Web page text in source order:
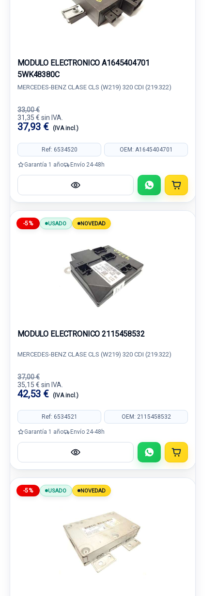
MODULO ELECTRONICO A1645404701
5WK48380C
MERCEDES-BENZ CLASE CLS (W219) 320 CDI (219.322)
33,00 €
31,35 € sin IVA.
37,93 € (IVA incl.)
Ref: 6534520 OEM: A1645404701
Garantía 1 año Envío 24-48h
-5% USADO NOVEDAD
MODULO ELECTRONICO 2115458532
MERCEDES-BENZ CLASE CLS (W219) 320 CDI (219.322)
37,00 €
35,15 € sin IVA.
42,53 € (IVA incl.)
Ref: 6534521 OEM: 2115458532
Garantía 1 año Envío 24-48h
-5% USADO NOVEDAD